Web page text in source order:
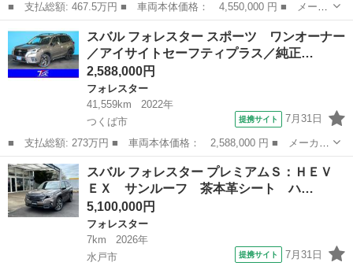
■ 支払総額: 467.5万円 ■ 車両本体価格： 4,550,000 円 ■ メーカ
ー名： スバル ■ 車種名： フォレスター ■ グレード名： ４Ｗ
ＤスポーツＥＸブラックセレクション 保証書／純正 ＳＤナビ／デ
ジタルイ...
茨城 つくばみらい市 フォレスター
スバル フォレスター スポーツ ワンオーナー
／アイサイトセーフティプラス／純正…
2,588,000円
フォレスター
41,559km
2022年
つくば市
提携サイト 7月31日
■ 支払総額: 273万円 ■ 車両本体価格： 2,588,000 円 ■ メーカー
名： スバル ■ 車種名： フォレスター ■ グレード名： スポー
ツ ワンオーナー／アイサイトセーフティプラス／純正ナビ／フロン
トカメラ／...
茨城 つくば市
スバル フォレスター プレミアムＳ：ＨＥＶ
ＥＸ サンルーフ 茶本革シート ハ…
5,100,000円
フォレスター
7km
2026年
水戸市
提携サイト 7月31日